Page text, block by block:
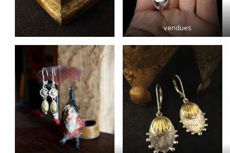
vendues